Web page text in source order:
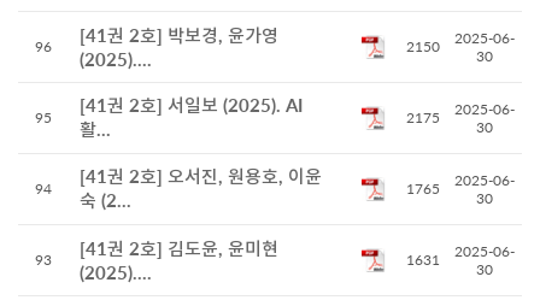
96
[41권 2호] 박보경, 윤가영
(2025)....
2150
2025-06-
30
95
[41권 2호] 서일보 (2025). AI
활...
2175
2025-06-
30
94
[41권 2호] 오서진, 원용호, 이윤
숙 (2...
1765
2025-06-
30
93
[41권 2호] 김도윤, 윤미현
(2025)....
1631
2025-06-
30